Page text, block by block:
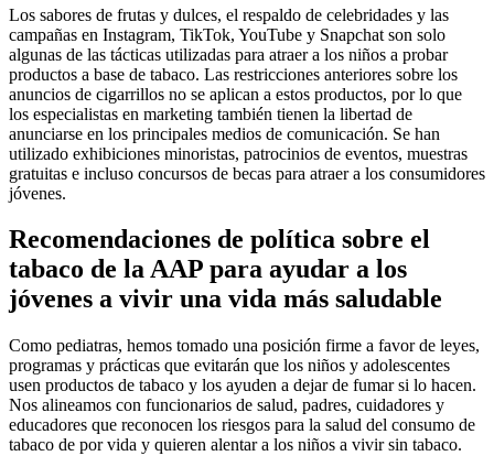
Los sabores de frutas y dulces, el respaldo de celebridades y las
campañas en Instagram, TikTok, YouTube y Snapchat son solo
algunas de las tácticas utilizadas para atraer a los niños a probar
productos a base de tabaco. Las restricciones anteriores sobre los
anuncios de cigarrillos no se aplican a estos productos, por lo que
los especialistas en marketing también tienen la libertad de
anunciarse en los principales medios de comunicación. Se han
utilizado exhibiciones minoristas, patrocinios de eventos, muestras
gratuitas e incluso concursos de becas para atraer a los consumidores
jóvenes.
Recomendaciones de política sobre el
tabaco de la AAP para ayudar a los
jóvenes a vivir una vida más saludable
Como pediatras, hemos tomado una posición firme a favor de leyes,
programas y prácticas que evitarán que los niños y adolescentes
usen productos de tabaco y los ayuden a dejar de fumar si lo hacen.
Nos alineamos con funcionarios de salud, padres, cuidadores y
educadores que reconocen los riesgos para la salud del consumo de
tabaco de por vida y quieren alentar a los niños a vivir sin tabaco.